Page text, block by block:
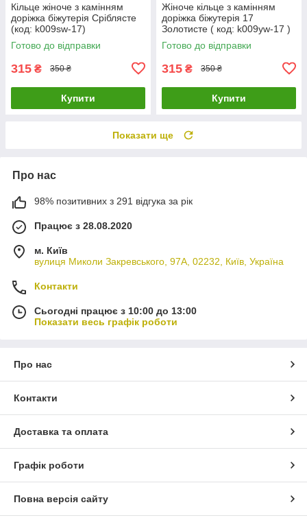
Кільце жіноче з камінням
доріжка біжутерія Сріблясте
(код: k009sw-17)
Готово до відправки
315 ₴ 350 ₴
Купити
Жіноче кільце з камінням
доріжка біжутерія 17
Золотисте ( код: k009yw-17 )
Готово до відправки
315 ₴ 350 ₴
Купити
Показати ще
Про нас
98% позитивних з 291 відгука за рік
Працює з 28.08.2020
м. Київ
вулиця Миколи Закревського, 97А, 02232, Київ, Україна
Контакти
Сьогодні працює з 10:00 до 13:00
Показати весь графік роботи
Про нас
Контакти
Доставка та оплата
Графік роботи
Повна версія сайту